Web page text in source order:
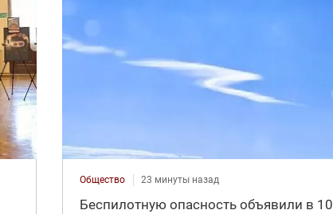
Общество 23 минуты назад
Беспилотную опасность объявили в 10